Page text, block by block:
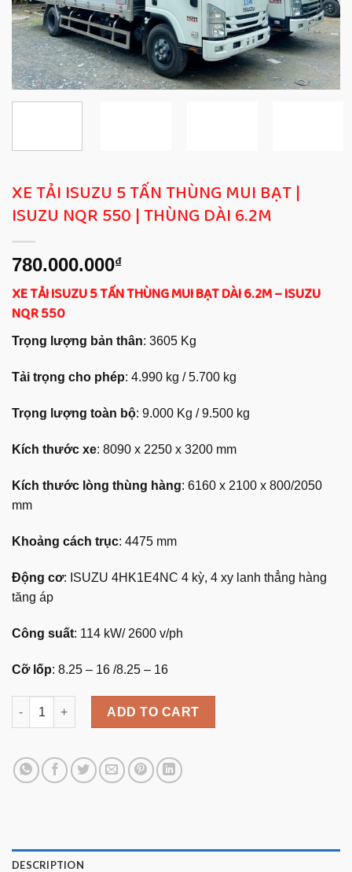
XE TẢI ISUZU 5 TẤN THÙNG MUI BẠT |
ISUZU NQR 550 | THÙNG DÀI 6.2M
780.000.000₫
XE TẢI ISUZU 5 TẤN THÙNG MUI BẠT DÀI 6.2M – ISUZU
NQR 550
Trọng lượng bản thân: 3605 Kg
Tải trọng cho phép: 4.990 kg / 5.700 kg
Trọng lượng toàn bộ: 9.000 Kg / 9.500 kg
Kích thước xe: 8090 x 2250 x 3200 mm
Kích thước lòng thùng hàng: 6160 x 2100 x 800/2050
mm
Khoảng cách trục: 4475 mm
Động cơ: ISUZU 4HK1E4NC 4 kỳ, 4 xy lanh thẳng hàng
tăng áp
Công suất: 114 kW/ 2600 v/ph
Cỡ lốp: 8.25 – 16 /8.25 – 16
XE TẢI ISUZU 5 TẤN THÙNG MUI BẠT | ISUZU NQR 550 |
ADD TO CART
DESCRIPTION